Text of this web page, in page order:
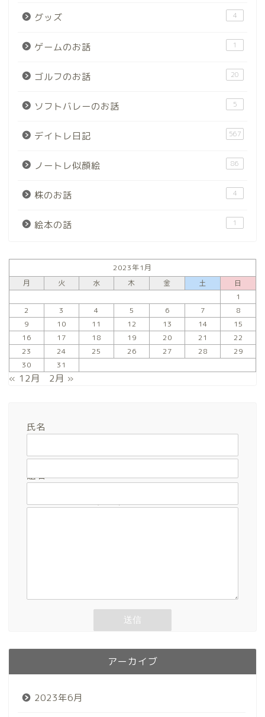
グッズ 4
ゲームのお話 1
ゴルフのお話 20
ソフトバレーのお話 5
デイトレ日記 567
ノートレ似顔絵 86
株のお話 4
絵本の話 1
2023年1月
月
火 水 木 金 土
日
1
2
3 4 5 6 7
8
9
10 11 12 13 14
15
16
17 18 19 20 21
22
23
24 25 26 27 28
29
30
31
« 12月 2月 »
氏名
題名
アーカイブ
2023年6月